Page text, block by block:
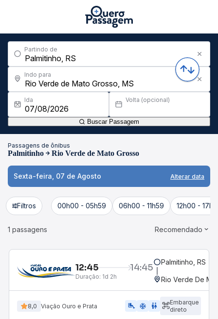
Partindo de
Indo para
Ida Volta (opcional)
Buscar Passagem
Passagens de ônibus
Palmitinho Rio Verde de Mato Grosso
Sexta-feira, 07 de Agosto Alterar data
Filtros 00h00 - 05h59 06h00 - 11h59 12h00 -
1 passagens Recomendado
12:45 14:45
Duração: 1d 2h
Palmitinho, RS
Rio Verde De
8,0 Viação Ouro e Prata airline_seat_legroom_extra ac_unit WC
Embarque
direto